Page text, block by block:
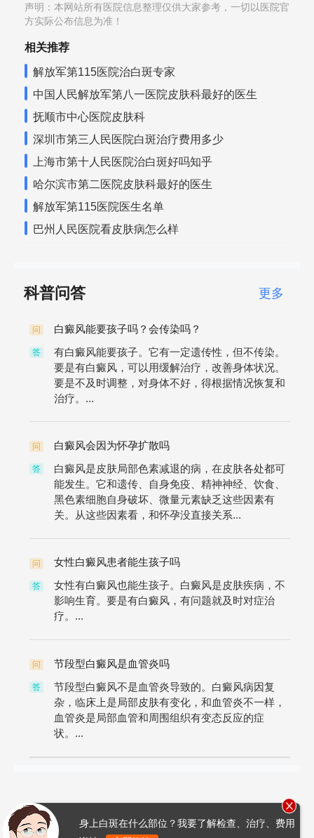
声明：本网站所有医院信息整理仅供大家参考，一切以医院官
方实际公布信息为准！
相关推荐
解放军第115医院治白斑专家
中国人民解放军第八一医院皮肤科最好的医生
抚顺市中心医院皮肤科
深圳市第三人民医院白斑治疗费用多少
上海市第十人民医院治白斑好吗知乎
哈尔滨市第二医院皮肤科最好的医生
解放军第115医院医生名单
巴州人民医院看皮肤病怎么样
科普问答 更多
问 白癜风能要孩子吗？会传染吗？
答
有白癜风能要孩子。它有一定遗传性，但不传染。
要是有白癜风，可以用缓解治疗，改善身体状况。
要是不及时调整，对身体不好，得根据情况恢复和
治疗。...
问 白癜风会因为怀孕扩散吗
答
白癜风是皮肤局部色素减退的病，在皮肤各处都可
能发生。它和遗传、自身免疫、精神神经、饮食、
黑色素细胞自身破坏、微量元素缺乏这些因素有
关。从这些因素看，和怀孕没直接关系...
问 女性白癜风患者能生孩子吗
答
女性有白癜风也能生孩子。白癜风是皮肤疾病，不
影响生育。要是有白癜风，有问题就及时对症治
疗。...
问 节段型白癜风是血管炎吗
答
节段型白癜风不是血管炎导致的。白癜风病因复
杂，临床上是局部皮肤有变化，和血管炎不一样，
血管炎是局部血管和周围组织有变态反应的症
状。...
身上白斑在什么部位？我要了解检查、治疗、费用